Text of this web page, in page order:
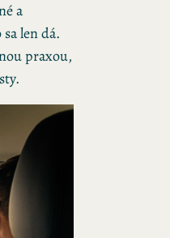
a
len dá.
praxou,